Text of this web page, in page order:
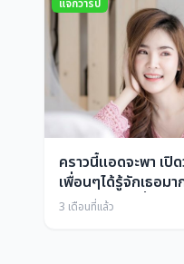
คราวนี้แอดจะพา เปิ
เพื่อนๆได้รู้จักเธอม
เป็นนักศึกษา ที่เล่าเ
3 เดือนที่แล้ว